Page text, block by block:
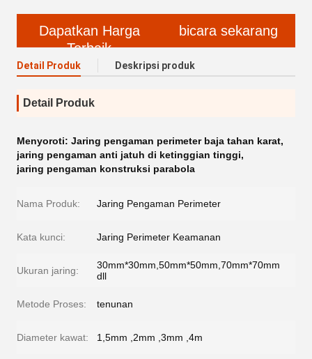
Dapatkan Harga
Terbaik
bicara sekarang
Detail Produk Deskripsi produk
Detail Produk
Menyoroti: Jaring pengaman perimeter baja tahan karat,
jaring pengaman anti jatuh di ketinggian tinggi,
jaring pengaman konstruksi parabola
Nama Produk: Jaring Pengaman Perimeter
Kata kunci: Jaring Perimeter Keamanan
Ukuran jaring:
30mm*30mm,50mm*50mm,70mm*70mm
dll
Metode Proses: tenunan
Diameter kawat: 1,5mm ,2mm ,3mm ,4m